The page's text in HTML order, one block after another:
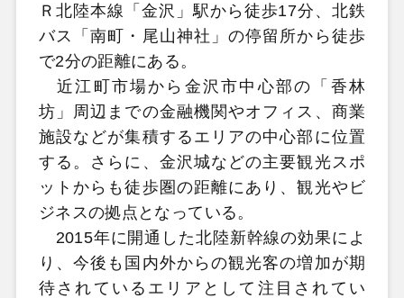
Ｒ北陸本線「金沢」駅から徒歩17分、北鉄
バス「南町・尾山神社」の停留所から徒歩
で2分の距離にある。
近江町市場から金沢市中心部の「香林
坊」周辺までの金融機関やオフィス、商業
施設などが集積するエリアの中心部に位置
する。さらに、金沢城などの主要観光スポ
ットからも徒歩圏の距離にあり、観光やビ
ジネスの拠点となっている。
2015年に開通した北陸新幹線の効果によ
り、今後も国内外からの観光客の増加が期
待されているエリアとして注目されてい